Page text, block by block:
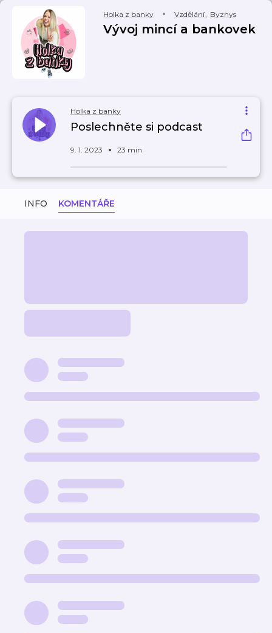
Holka z banky Vzdělání, Byznys
Vývoj mincí a bankovek
Holka z banky
Poslechněte si podcast
9. 1. 2023 23 min
INFO KOMENTÁŘE